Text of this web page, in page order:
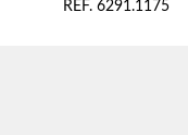
REF. 6291.1175